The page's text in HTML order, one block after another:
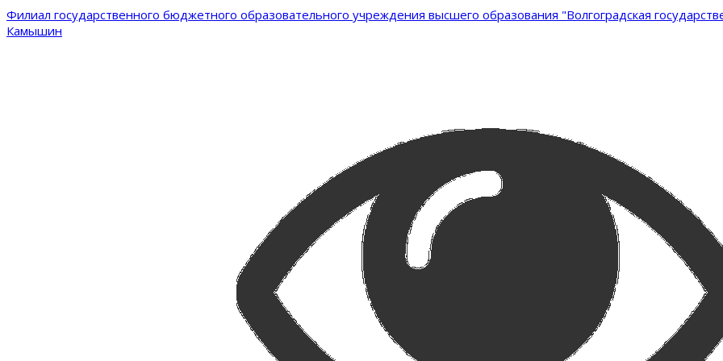
Филиал государственного бюджетного образовательного учреждения высшего образования "Волгоградская
Камышин